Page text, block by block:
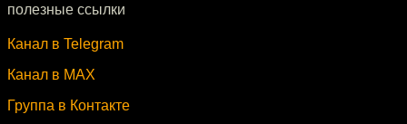
полезные ссылки
Канал в Telegram
Канал в MAX
Группа в Контакте